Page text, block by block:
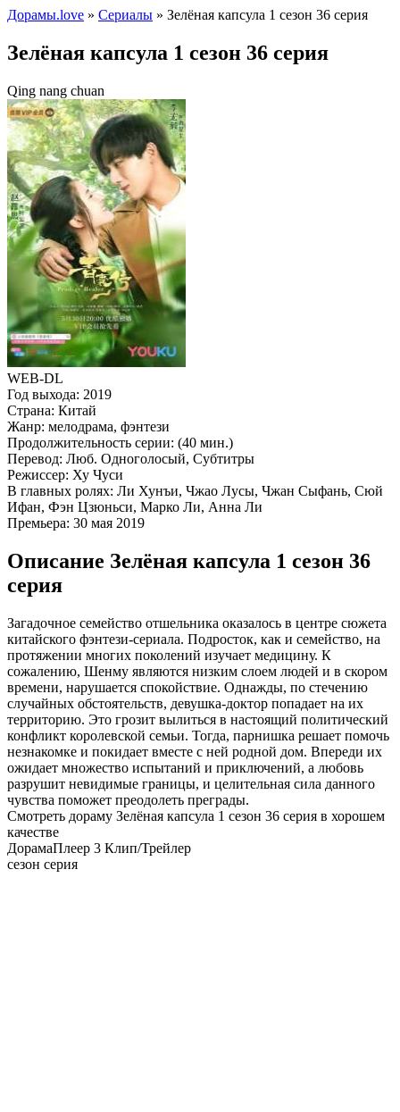
Дорамы.love » Сериалы » Зелёная капсула 1 сезон 36 серия
Зелёная капсула 1 сезон 36 серия
Qing nang chuan
WEB-DL
Год выхода: 2019
Страна: Китай
Жанр: мелодрама, фэнтези
Продолжительность серии: (40 мин.)
Перевод: Люб. Одноголосый, Субтитры
Режиссер: Ху Чуси
В главных ролях: Ли Хунъи, Чжао Лусы, Чжан Сыфань, Сюй
Ифан, Фэн Цзюньси, Марко Ли, Анна Ли
Премьера: 30 мая 2019
Описание Зелёная капсула 1 сезон 36
серия
Загадочное семейство отшельника оказалось в центре сюжета
китайского фэнтези-сериала. Подросток, как и семейство, на
протяжении многих поколений изучает медицину. К
сожалению, Шенму являются низким слоем людей и в скором
времени, нарушается спокойствие. Однажды, по стечению
случайных обстоятельств, девушка-доктор попадает на их
территорию. Это грозит вылиться в настоящий политический
конфликт королевской семьи. Тогда, парнишка решает помочь
незнакомке и покидает вместе с ней родной дом. Впереди их
ожидает множество испытаний и приключений, а любовь
разрушит невидимые границы, и целительная сила данного
чувства поможет преодолеть преграды.
Смотреть дораму Зелёная капсула 1 сезон 36 серия в хорошем
качестве
ДорамаПлеер 3 Клип/Трейлер
сезон серия